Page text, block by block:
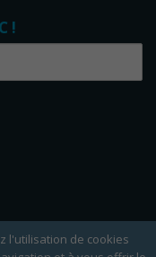
!
l'utilisation de cookies